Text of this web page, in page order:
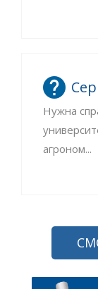
Нужна
агроном...